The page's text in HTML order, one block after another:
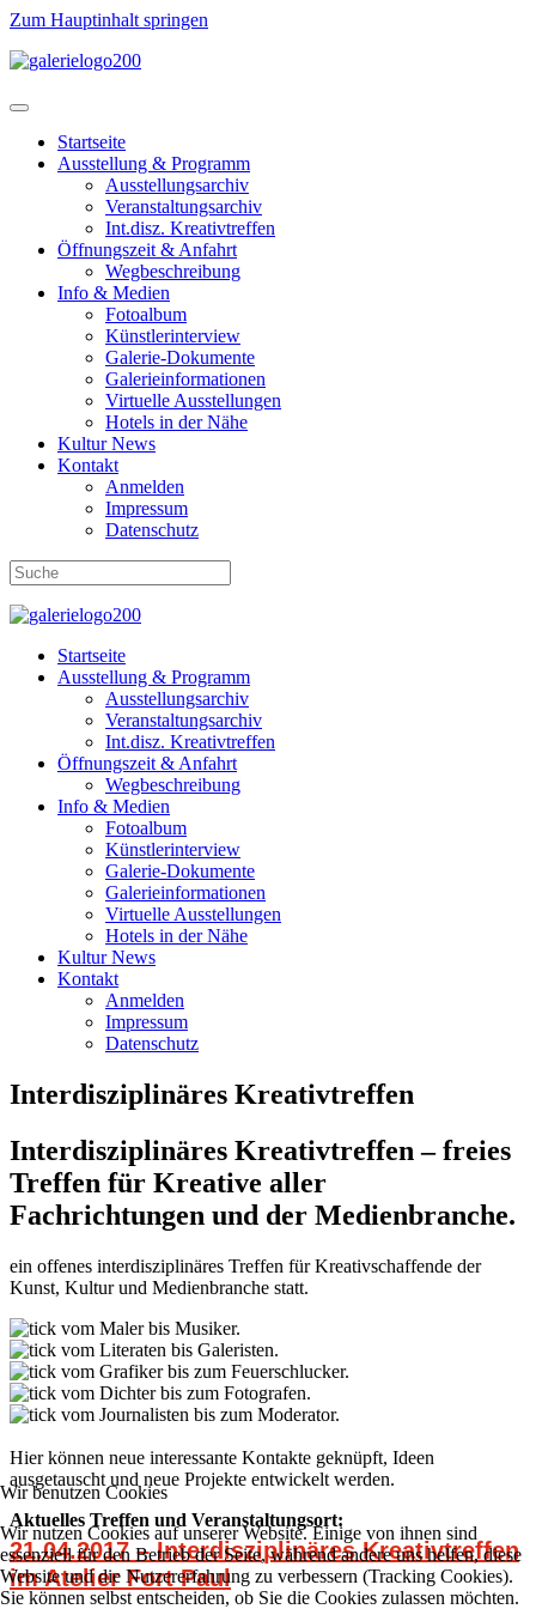
Zum Hauptinhalt springen
Startseite
Ausstellung & Programm
Ausstellungsarchiv
Veranstaltungsarchiv
Int.disz. Kreativtreffen
Öffnungszeit & Anfahrt
Wegbeschreibung
Info & Medien
Fotoalbum
Künstlerinterview
Galerie-Dokumente
Galerieinformationen
Virtuelle Ausstellungen
Hotels in der Nähe
Kultur News
Kontakt
Anmelden
Impressum
Datenschutz
Startseite
Ausstellung & Programm
Ausstellungsarchiv
Veranstaltungsarchiv
Int.disz. Kreativtreffen
Öffnungszeit & Anfahrt
Wegbeschreibung
Info & Medien
Fotoalbum
Künstlerinterview
Galerie-Dokumente
Galerieinformationen
Virtuelle Ausstellungen
Hotels in der Nähe
Kultur News
Kontakt
Anmelden
Impressum
Datenschutz
Interdisziplinäres Kreativtreffen
Interdisziplinäres Kreativtreffen – freies
Treffen für Kreative aller
Fachrichtungen und der Medienbranche.
ein offenes interdisziplinäres Treffen für Kreativschaffende der
Kunst, Kultur und Medienbranche statt.
vom Maler bis Musiker.
vom Literaten bis Galeristen.
vom Grafiker bis zum Feuerschlucker.
vom Dichter bis zum Fotografen.
vom Journalisten bis zum Moderator.
Hier können neue interessante Kontakte geknüpft, Ideen
ausgetauscht und neue Projekte entwickelt werden.
Aktuelles Treffen und Veranstaltungsort:
21.04.2017 – Interdisziplinäres Kreativtreffen
im Atelier Fort Paul
Wir benutzen Cookies
Wir nutzen Cookies auf unserer Website. Einige von ihnen sind
essenziell für den Betrieb der Seite, während andere uns helfen, diese
Website und die Nutzererfahrung zu verbessern (Tracking Cookies).
Sie können selbst entscheiden, ob Sie die Cookies zulassen möchten.